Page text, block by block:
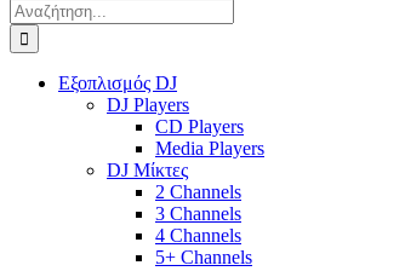
Αναζήτηση
για:
Εξοπλισμός DJ
DJ Players
CD Players
Media Players
DJ Μίκτες
2 Channels
3 Channels
4 Channels
5+ Channels